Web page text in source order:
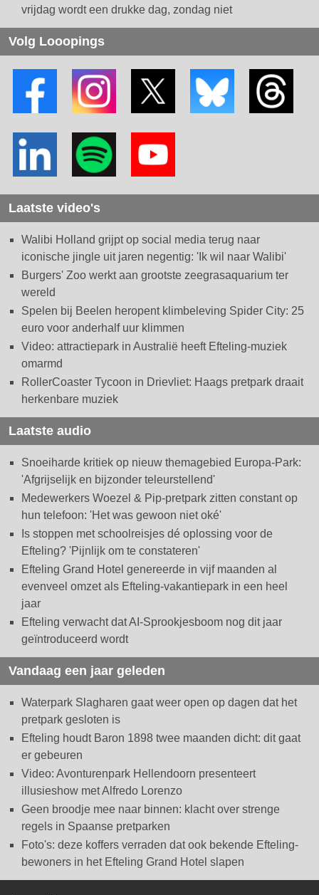
vrijdag wordt een drukke dag, zondag niet
Volg Looopings
Laatste video's
Walibi Holland grijpt op social media terug naar
iconische jingle uit jaren negentig: 'Ik wil naar Walibi'
Burgers' Zoo werkt aan grootste zeegrasaquarium ter
wereld
Spelen bij Beelen heropent klimbeleving Spider City: 25
euro voor anderhalf uur klimmen
Video: attractiepark in Australië heeft Efteling-muziek
omarmd
RollerCoaster Tycoon in Drievliet: Haags pretpark draait
herkenbare muziek
Laatste audio
Snoeiharde kritiek op nieuw themagebied Europa-Park:
'Afgrijselijk en bijzonder teleurstellend'
Medewerkers Woezel & Pip-pretpark zitten constant op
hun telefoon: 'Het was gewoon niet oké'
Is stoppen met schoolreisjes dé oplossing voor de
Efteling? 'Pijnlijk om te constateren'
Efteling Grand Hotel genereerde in vijf maanden al
evenveel omzet als Efteling-vakantiepark in een heel
jaar
Efteling verwacht dat AI-Sprookjesboom nog dit jaar
geïntroduceerd wordt
Vandaag een jaar geleden
Waterpark Slagharen gaat weer open op dagen dat het
pretpark gesloten is
Efteling houdt Baron 1898 twee maanden dicht: dit gaat
er gebeuren
Video: Avonturenpark Hellendoorn presenteert
illusieshow met Alfredo Lorenzo
Geen broodje mee naar binnen: klacht over strenge
regels in Spaanse pretparken
Foto's: deze koffers verraden dat ook bekende Efteling-
bewoners in het Efteling Grand Hotel slapen